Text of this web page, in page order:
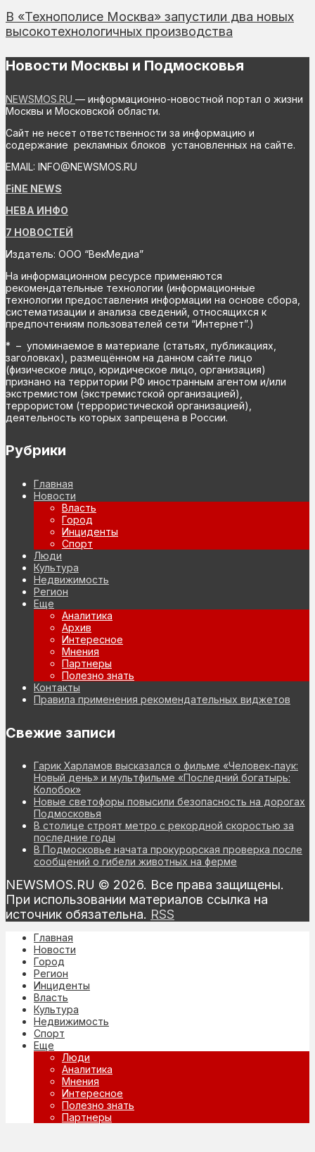
В «Технополисе Москва» запустили два новых
высокотехнологичных производства
Новости Москвы и Подмосковья
NEWSMOS.RU — информационно-новостной портал о жизни
Москвы и Московской области.
Сайт не несет ответственности за информацию и
содержание рекламных блоков установленных на сайте.
EMAIL: INFO@NEWSMOS.RU
FiNE NEWS
НЕВА ИНФО
7 НОВОСТЕЙ
Издатель: ООО “ВекМедиа”
На информационном ресурсе применяются
рекомендательные технологии (информационные
технологии предоставления информации на основе сбора,
систематизации и анализа сведений, относящихся к
предпочтениям пользователей сети “Интернет”.)
* – упоминаемое в материале (статьях, публикациях,
заголовках), размещённом на данном сайте лицо
(физическое лицо, юридическое лицо, организация)
признано на территории РФ иностранным агентом и/или
экстремистом (экстремистской организацией),
террористом (террористической организацией),
деятельность которых запрещена в России.
Рубрики
Главная
Новости
Власть
Город
Инциденты
Спорт
Люди
Культура
Недвижимость
Регион
Еще
Аналитика
Архив
Интересное
Мнения
Партнеры
Полезно знать
Контакты
Правила применения рекомендательных виджетов
Свежие записи
Гарик Харламов высказался о фильме «Человек-паук:
Новый день» и мультфильме «Последний богатырь:
Колобок»
Новые светофоры повысили безопасность на дорогах
Подмосковья
В столице строят метро с рекордной скоростью за
последние годы
В Подмосковье начата прокурорская проверка после
сообщений о гибели животных на ферме
NEWSMOS.RU © 2026. Все права защищены.
При использовании материалов ссылка на
источник обязательна. RSS
Главная
Новости
Город
Регион
Инциденты
Власть
Культура
Недвижимость
Спорт
Еще
Люди
Аналитика
Мнения
Интересное
Полезно знать
Партнеры